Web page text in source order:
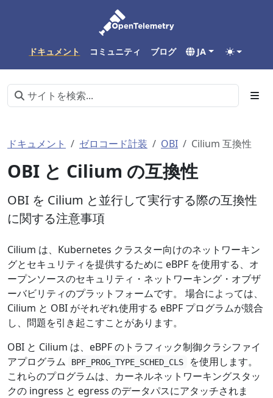
ドキュメント コミュニティ ブログ JA
ドキュメント ゼロコード計装 OBI Cilium 互換性
OBI と Cilium の互換性
OBI を Cilium と並行して実行する際の互換性
に関する注意事項
Cilium は、Kubernetes クラスター向けのネットワーキン
グとセキュリティを提供するために eBPF を使用する、オ
ープンソースのセキュリティ・ネットワーキング・オブザ
ーバビリティのプラットフォームです。 場合によっては、
Cilium と OBI がそれぞれ使用する eBPF プログラムが競合
し、問題を引き起こすことがあります。
OBI と Cilium は、eBPF のトラフィック制御クラシファイ
アプログラム
BPF_PROG_TYPE_SCHED_CLS
を使用します。
これらのプログラムは、カーネルネットワーキングスタッ
クの ingress と egress のデータパスにアタッチされま